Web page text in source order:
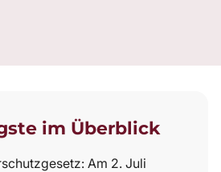
im Überblick
Am 2. Juli